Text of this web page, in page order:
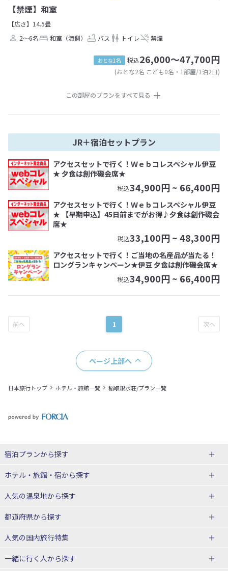
【禁煙】和室
【広さ】14.5畳
2～6名
和室（海側） バス トイレ 禁煙
おとな1名 税込26,000～47,700円
(おとな2名 こども0名・1部屋/1泊2日)
この部屋のプランをすべて見る
JR＋宿泊セットプラン
アクセスセットで行く！Ｗｅｂコレスペシャル伊豆
★ 夕食は創作磯会席★
税込34,900円 ~ 66,400円
アクセスセットで行く！Ｗｅｂコレスペシャル伊豆
★ 【早期申込】45日前までがお得♪夕食は創作磯会
席★
税込33,100円 ~48,300円
アクセスセットで行く！ご当地の名産品が当たる！
ロングランキャンペーン★伊豆 夕食は創作磯会席★
税込34,900円 ~ 66,400円
1
ページ上部へ
日本旅行トップ ホテル・旅館一覧 稲取銀水荘/プラン一覧
宿泊プランから探す
北海道
東北
青森県
宮城県
山形県
ホテル・旅館・宿から探す
北海道ホテル・旅館
青森県ホテル・旅館
宮城県ホテル・旅館
人気の温泉地から探す
北海道
湯の川温泉(北海道)
十勝川温泉(北海道)
都道府県から探す
北海道旅行・ツアー
人気の国内旅行特集
東京ディズニーリゾート®への旅
ユニバーサル・スタジオ・ジャパ
一緒に行く人から探す